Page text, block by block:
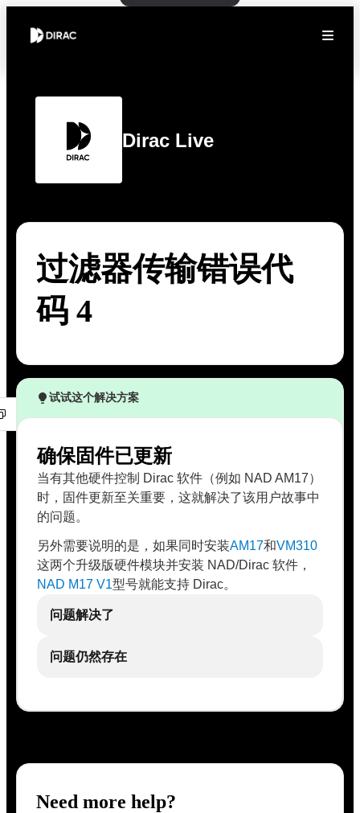
Dirac Live
过滤器传输错误代
码 4
试试这个解决方案
确保固件已更新
当有其他硬件控制 Dirac 软件（例如 NAD AM17）
时，固件更新至关重要，这就解决了该用户故事中
的问题。
另外需要说明的是，如果同时安装AM17和VM310
这两个升级版硬件模块并安装 NAD/Dirac 软件，
NAD M17 V1型号就能支持 Dirac。
问题解决了
问题仍然存在
Need more help?